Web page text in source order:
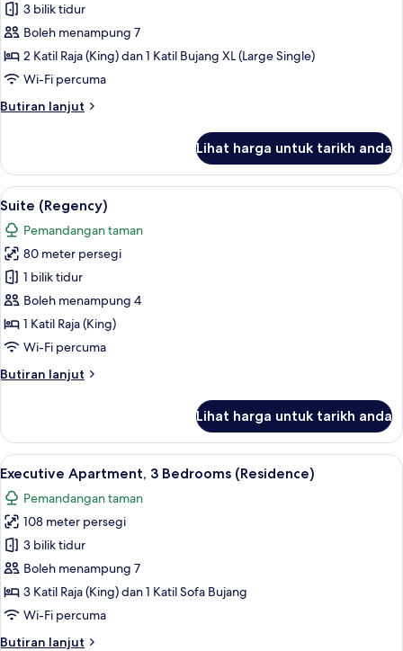
Villa,
3
Bedrooms,
Private
Oceanfront
3 bilik tidur
Boleh menampung 7
2 Katil Raja (King) dan 1 Katil Bujang XL (Large Single)
Wi-Fi percuma
Butiran lanjut
Butiran
3
Bedrooms,
Private
Oceanfront
Lihat harga untuk tarikh anda
Lihat
semua
foto
untuk
Suite
(Regency)
Suite (Regency) | Pemandangan
5
Suite (Regency)
Pemandangan taman
80 meter persegi
1 bilik tidur
Boleh menampung 4
1 Katil Raja (King)
Wi-Fi percuma
Butiran lanjut
Butiran
(Regency)
Lihat harga untuk tarikh anda
Lihat
semua
foto
untuk
Executive
Apartment,
3
Bedrooms
(Residence)
Executive Apartment, 3 Bedrooms
7
Executive Apartment, 3 Bedrooms (Residence)
Pemandangan taman
108 meter persegi
3 bilik tidur
Boleh menampung 7
3 Katil Raja (King) dan 1 Katil Sofa Bujang
Wi-Fi percuma
Butiran lanjut
Butiran